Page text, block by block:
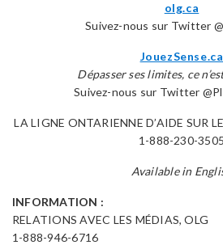
olg.ca
Suivez-nous sur Twitter
JouezSense.ca
Dépasser ses limites, ce
Suivez-nous sur Twitter
LA LIGNE ONTARIENNE D’AIDE SUR
1-888-230-3505
Available in
INFORMATION :
RELATIONS AVEC LES MÉDIAS, OLG
1-888-946-6716